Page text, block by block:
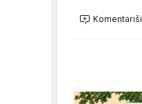
Komentariši